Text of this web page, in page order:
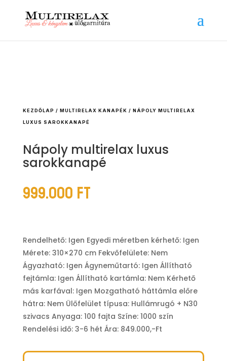
KEZDŐLAP / MULTIRELAX KANAPÉK / NÁPOLY MULTIRELAX
LUXUS SAROKKANAPÉ
Nápoly multirelax luxus
sarokkanapé
999.000Ft
Rendelhető: Igen Egyedi méretben kérhető: Igen
Mérete: 310×270 cm Fekvőfelülete: Nem
Ágyazható: Igen Ágyneműtartó: Igen Állítható
fejtámla: Igen Állítható kartámla: Nem Kérhető
más karfával: Igen Mozgatható háttámla előre
hátra: Nem Ülőfelület típusa: Hullámrugó + N30
szivacs Anyaga: 100 fajta Színe: 1000 szín
Rendelési idő: 3-6 hét Ára: 849.000,-Ft